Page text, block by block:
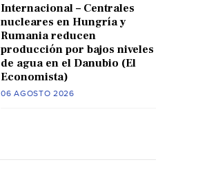
Internacional – Centrales
nucleares en Hungría y
Rumania reducen
producción por bajos niveles
de agua en el Danubio (El
Economista)
06 AGOSTO 2026